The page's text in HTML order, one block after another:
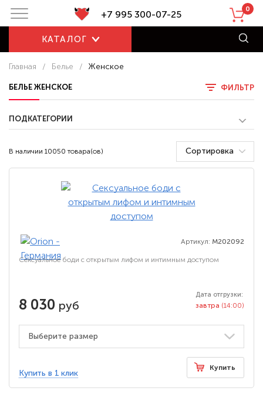
+7 995 300-07-25 0
КАТАЛОГ
Главная / Белье / Женское
БЕЛЬЕ ЖЕНСКОЕ ФИЛЬТР
ПОДКАТЕГОРИИ
В наличии 10050 товара(ов) Сортировка
Артикул: M202092
Сексуальное боди с открытым лифом и интимным доступом
8 030 руб
Дата отгрузки:
завтра (14:00)
Купить в 1 клик
Купить